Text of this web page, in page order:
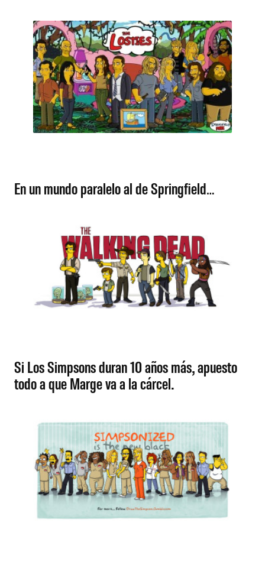
En un mundo paralelo al de Springfield…
Si Los Simpsons duran 10 años más, apuesto
todo a que Marge va a la cárcel.